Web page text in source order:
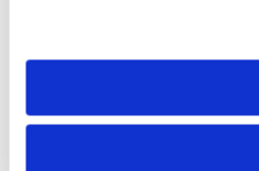
need to be set again.